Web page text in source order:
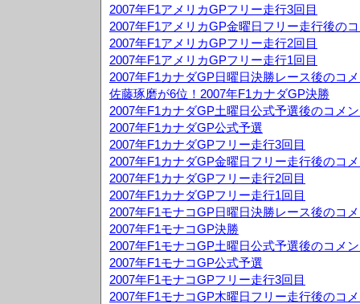
2007年F1アメリカGPフリー走行3回目
2007年F1アメリカGP金曜日フリー走行後の
2007年F1アメリカGPフリー走行2回目
2007年F1アメリカGPフリー走行1回目
2007年F1カナダGP日曜日決勝レース後のコ
佐藤琢磨が6位！2007年F1カナダGP決勝
2007年F1カナダGP土曜日公式予選後のコメ
2007年F1カナダGP公式予選
2007年F1カナダGPフリー走行3回目
2007年F1カナダGP金曜日フリー走行後のコ
2007年F1カナダGPフリー走行2回目
2007年F1カナダGPフリー走行1回目
2007年F1モナコGP日曜日決勝レース後のコ
2007年F1モナコGP決勝
2007年F1モナコGP土曜日公式予選後のコメ
2007年F1モナコGP公式予選
2007年F1モナコGPフリー走行3回目
2007年F1モナコGP木曜日フリー走行後のコ